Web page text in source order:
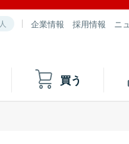
企業情報 採用情報 ニ
買う